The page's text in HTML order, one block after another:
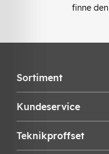
finne
Sortiment
Kundeservice
Teknikproffset